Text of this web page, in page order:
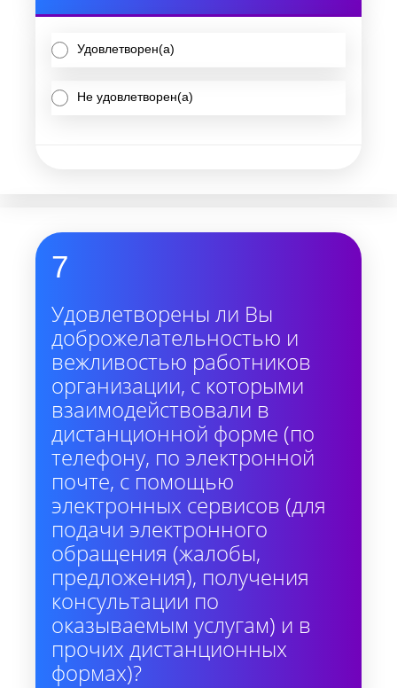
Удовлетворен(а)
Не удовлетворен(а)
7
Удовлетворены ли Вы
доброжелательностью и
вежливостью работников
организации, с которыми
взаимодействовали в
дистанционной форме (по
телефону, по электронной
почте, с помощью
электронных сервисов (для
подачи электронного
обращения (жалобы,
предложения), получения
консультации по
оказываемым услугам) и в
прочих дистанционных
формах)?